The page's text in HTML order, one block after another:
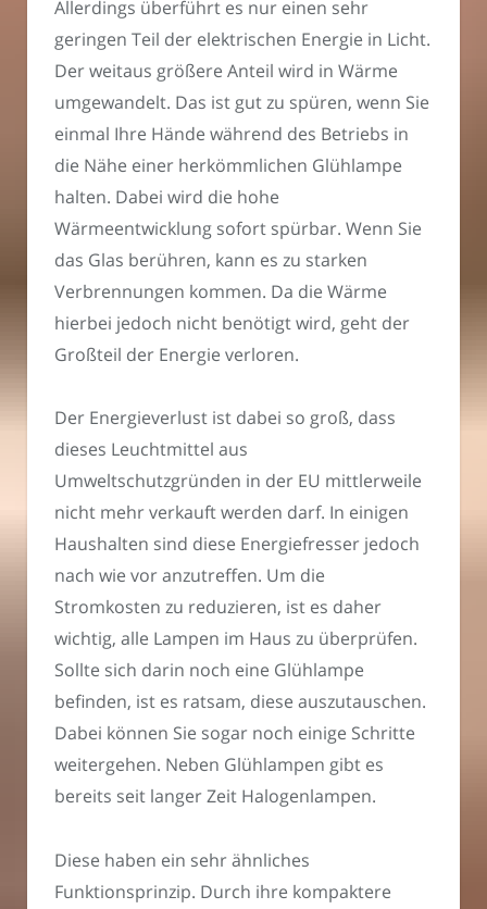
Allerdings überführt es nur einen sehr
geringen Teil der elektrischen Energie in Licht.
Der weitaus größere Anteil wird in Wärme
umgewandelt. Das ist gut zu spüren, wenn Sie
einmal Ihre Hände während des Betriebs in
die Nähe einer herkömmlichen Glühlampe
halten. Dabei wird die hohe
Wärmeentwicklung sofort spürbar. Wenn Sie
das Glas berühren, kann es zu starken
Verbrennungen kommen. Da die Wärme
hierbei jedoch nicht benötigt wird, geht der
Großteil der Energie verloren.
Der Energieverlust ist dabei so groß, dass
dieses Leuchtmittel aus
Umweltschutzgründen in der EU mittlerweile
nicht mehr verkauft werden darf. In einigen
Haushalten sind diese Energiefresser jedoch
nach wie vor anzutreffen. Um die
Stromkosten zu reduzieren, ist es daher
wichtig, alle Lampen im Haus zu überprüfen.
Sollte sich darin noch eine Glühlampe
befinden, ist es ratsam, diese auszutauschen.
Dabei können Sie sogar noch einige Schritte
weitergehen. Neben Glühlampen gibt es
bereits seit langer Zeit Halogenlampen.
Diese haben ein sehr ähnliches
Funktionsprinzip. Durch ihre kompaktere